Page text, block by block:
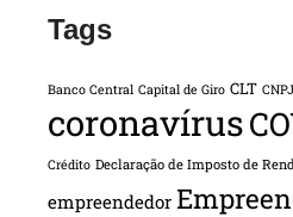
Tags
Banco Central Capital de Giro CLT CNPJ
coronavírus
Crédito Declaração de Imposto de
empreendedor